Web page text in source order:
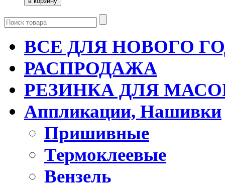
ВСЕ ДЛЯ НОВОГО
РАСПРОДАЖА
РЕЗИНКА ДЛЯ
Аппликации, Нашивки
Пришивные
Термоклеевые
Вензель